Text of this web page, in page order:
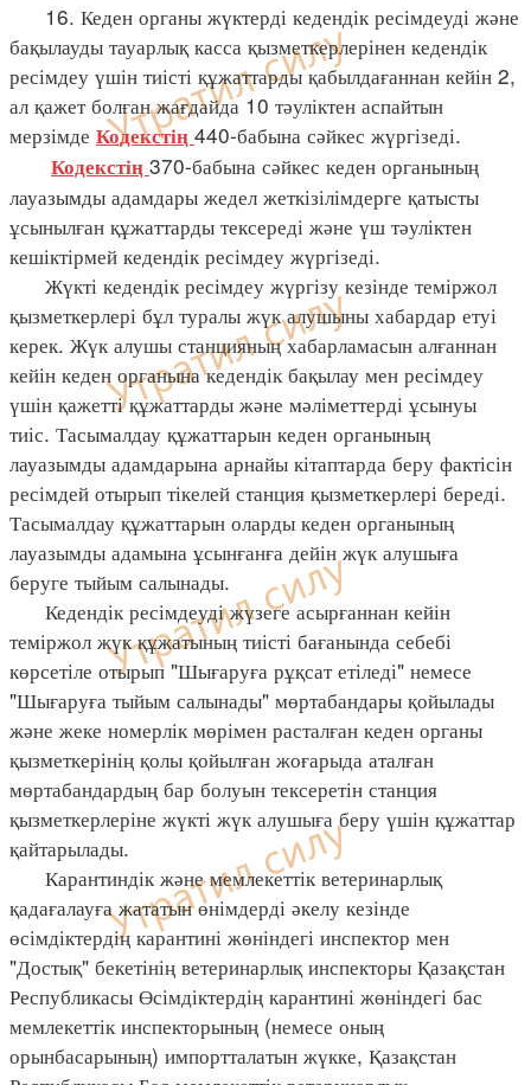
16. Кеден органы жүктерді кедендік ресімдеуді және
бақылауды тауарлық касса қызметкерлерінен кедендік
ресімдеу үшін тиісті құжаттарды қабылдағаннан кейін 2,
ал қажет болған жағдайда 10 тәуліктен аспайтын
мерзімде Кодекстің 440-бабына сәйкес жүргізеді.
Кодекстің 370-бабына сәйкес кеден органының
лауазымды адамдары жедел жеткізілімдерге қатысты
ұсынылған құжаттарды тексереді және үш тәуліктен
кешіктірмей кедендік ресімдеу жүргізеді.
Жүкті кедендік ресімдеу жүргізу кезінде теміржол
қызметкерлері бұл туралы жүк алушыны хабардар етуі
керек. Жүк алушы станцияның хабарламасын алғаннан
кейін кеден органына кедендік бақылау мен ресімдеу
үшін қажетті құжаттарды және мәліметтерді ұсынуы
тиіс. Тасымалдау құжаттарын кеден органының
лауазымды адамдарына арнайы кітаптарда беру фактісін
ресімдей отырып тікелей станция қызметкерлері береді.
Тасымалдау құжаттарын оларды кеден органының
лауазымды адамына ұсынғанға дейін жүк алушыға
беруге тыйым салынады.
Кедендік ресімдеуді жүзеге асырғаннан кейін
теміржол жүк құжатының тиісті бағанында себебі
көрсетіле отырып "Шығаруға рұқсат етіледі" немесе
"Шығаруға тыйым салынады" мөртабандары қойылады
және жеке номерлік мөрімен расталған кеден органы
қызметкерінің қолы қойылған жоғарыда аталған
мөртабандардың бар болуын тексеретін станция
қызметкерлеріне жүкті жүк алушыға беру үшін құжаттар
қайтарылады.
Карантиндік және мемлекеттік ветеринарлық
қадағалауға жататын өнімдерді әкелу кезінде
өсімдіктердің карантині жөніндегі инспектор мен
"Достық" бекетінің ветеринарлық инспекторы Қазақстан
Республикасы Өсімдіктердің карантині жөніндегі бас
мемлекеттік инспекторының (немесе оның
орынбасарының) импортталатын жүкке, Қазақстан